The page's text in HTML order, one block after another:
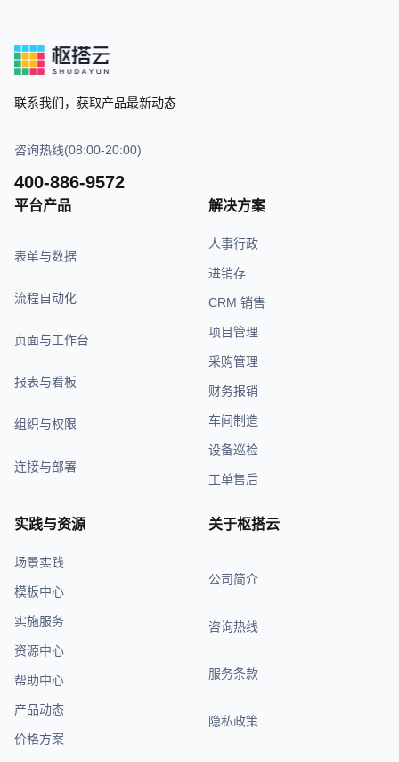
联系我们，获取产品最新动态
咨询热线(08:00-20:00)
400-886-9572
平台产品
表单与数据
流程自动化
页面与工作台
报表与看板
组织与权限
连接与部署
解决方案
人事行政
进销存
CRM 销售
项目管理
采购管理
财务报销
车间制造
设备巡检
工单售后
实践与资源
场景实践
模板中心
实施服务
资源中心
帮助中心
产品动态
价格方案
关于枢搭云
公司简介
咨询热线
服务条款
隐私政策